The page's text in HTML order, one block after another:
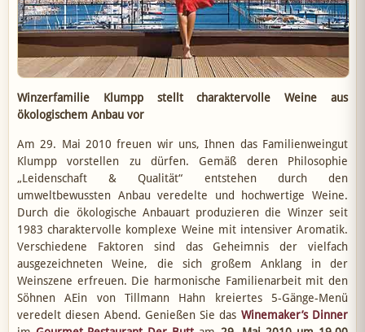
Winzerfamilie Klumpp stellt charaktervolle Weine aus
ökologischem Anbau vor
Am 29. Mai 2010 freuen wir uns, Ihnen das Familienweingut
Klumpp vorstellen zu dürfen. Gemäß deren Philosophie
„Leidenschaft & Qualität“ entstehen durch den
umweltbewussten Anbau veredelte und hochwertige Weine.
Durch die ökologische Anbauart produzieren die Winzer seit
1983 charaktervolle komplexe Weine mit intensiver Aromatik.
Verschiedene Faktoren sind das Geheimnis der vielfach
ausgezeichneten Weine, die sich großem Anklang in der
Weinszene erfreuen. Die harmonische Familienarbeit mit den
Söhnen AEin von Tillmann Hahn kreiertes 5-Gänge-Menü
veredelt diesen Abend. Genießen Sie das Winemaker’s Dinner